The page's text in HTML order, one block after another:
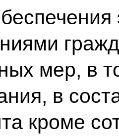
мер, в
в
кроме